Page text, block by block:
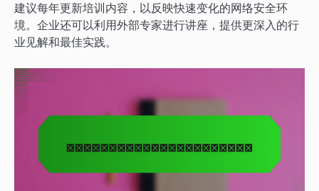
建议每年更新培训内容，以反映快速变化的网络安全环
境。企业还可以利用外部专家进行讲座，提供更深入的行
业见解和最佳实践。